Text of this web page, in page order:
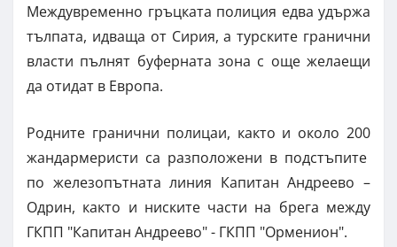
Междувременно гръцката полиция едва удържа
тълпата, идваща от Сирия, а турските гранични
власти пълнят буферната зона с още желаещи
да отидат в Европа.
Родните гранични полицаи, както и около 200
жандармеристи са разположени в подстъпите
по железопътната линия Капитан Андреево –
Одрин, както и ниските части на брега между
ГКПП "Капитан Андреево" - ГКПП "Орменион".